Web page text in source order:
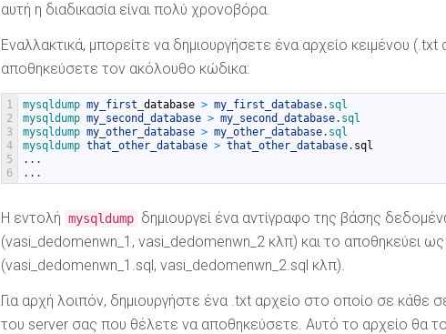
αυτή η διαδικασία είναι πολύ χρονοβόρα.
Εναλλακτικά, μπορείτε να δημιουργήσετε ένα αρχείο κειμένου
αποθηκεύσετε τον ακόλουθο κώδικα:
1
2
3
4
5
6
mysqldump my_first database > my_first_database. sql
mysqldump my_second_database > my_second_database. sql
mysqldump my_other_database > my_other_database. sql
mysqldump that_other_database > that_other_database. sql
. . .
. . .
Η εντολή mysqldump δημιουργεί ένα αντίγραφο της βάσης
(vasi_dedomenwn_1, vasi_dedomenwn_2 κλπ) και το αποθηκεύει
(vasi_dedomenwn_1.sql, vasi_dedomenwn_2.sql κλπ).
Για αρχή λοιπόν, δημιουργήστε ένα .txt αρχείο στο οποίο σε κάθε
του server σας που θέλετε να αποθηκεύσετε. Αυτό το αρχείο θα